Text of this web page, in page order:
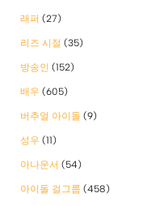
래퍼 (27)
리즈 시절 (35)
방송인 (152)
배우 (605)
버추얼 아이돌 (9)
성우 (11)
아나운서 (54)
아이돌 걸그룹 (458)